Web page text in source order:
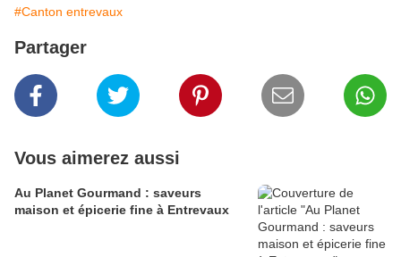
#Canton entrevaux
Partager
Vous aimerez aussi
Au Planet Gourmand : saveurs
maison et épicerie fine à Entrevaux